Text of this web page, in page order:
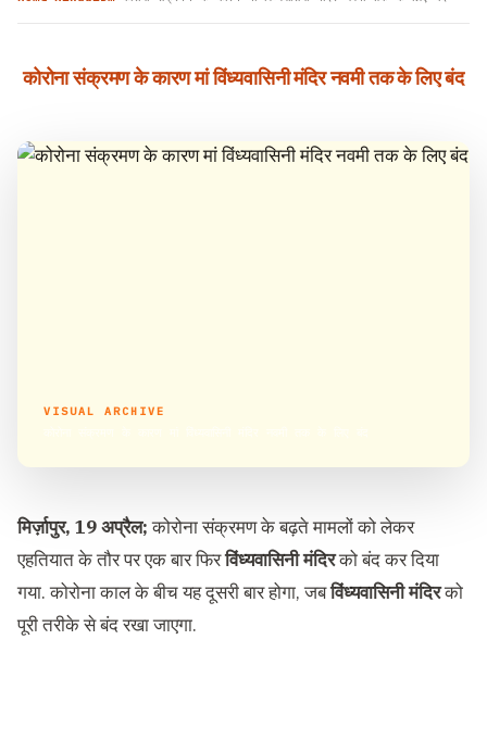
कोरोना संक्रमण के कारण मां विंध्यवासिनी मंदिर नवमी तक के लिए बंद
VISUAL ARCHIVE
मिर्ज़ापुर, 19 अप्रैल;कोरोना संक्रमण के बढ़ते मामलों को लेकर
एहतियात के तौर पर एक बार फिरविंध्यवासिनी मंदिरको बंद कर दिया
गया. कोरोना काल के बीच यह दूसरी बार होगा, जबविंध्यवासिनी मंदिरको
पूरी तरीके से बंद रखा जाएगा.